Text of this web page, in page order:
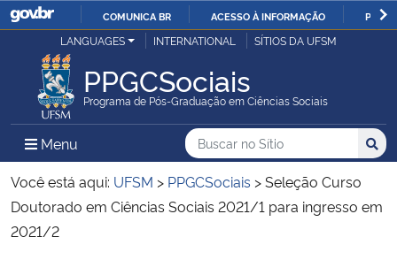
IR
O
COMUNICA BR ACESSO À INFORMAÇÃO
Ministério da Justiça e Segurança Pública
Ministério da Defesa
Ministério das Relações Exteriores
Ministério da Economia
LANGUAGES INTERNATIONAL SÍTIOS DA UFSM
PPGCSociais
Programa de Pós-Graduação em Ciências Sociais
Menu Menu Principal do Sítio
Busca
Buscar no no Sítio
Busca:
Você está aqui: UFSM > PPGCSociais >Seleção Curso
Doutorado em Ciências Sociais 2021/1 para ingresso em
2021/2